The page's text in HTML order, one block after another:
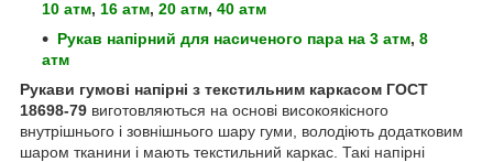
10 атм, 16 атм, 20 атм, 40 атм
Рукав напірний для насиченого пара на 3 атм, 8
атм
Рукави гумові напірні з текстильним каркасом ГОСТ
18698-79 виготовляються на основі високоякісного
внутрішнього і зовнішнього шару гуми, володіють додатковим
шаром тканини і мають текстильний каркас. Такі напірні